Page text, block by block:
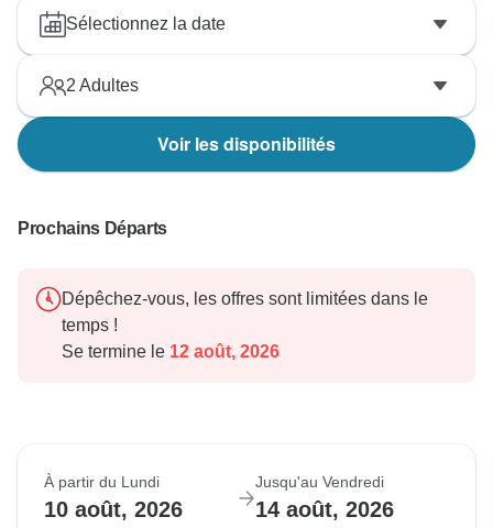
Sélectionnez la date
2 Adultes
Voir les disponibilités
Prochains Départs
Dépêchez-vous, les offres sont limitées dans le
temps !
Se termine le 12 août, 2026
À partir du Lundi
10 août, 2026
Jusqu'au Vendredi
14 août, 2026